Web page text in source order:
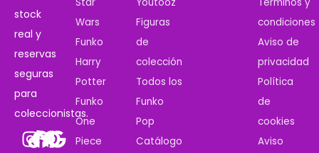
stock
real y
reservas
seguras
para
coleccionistas.
Wars
Funko
Harry
Potter
Funko
One
Piece
Figuras
de
colección
Todos los
Funko
Pop
Catálogo
condiciones
Aviso de
privacidad
Política
de
cookies
Aviso